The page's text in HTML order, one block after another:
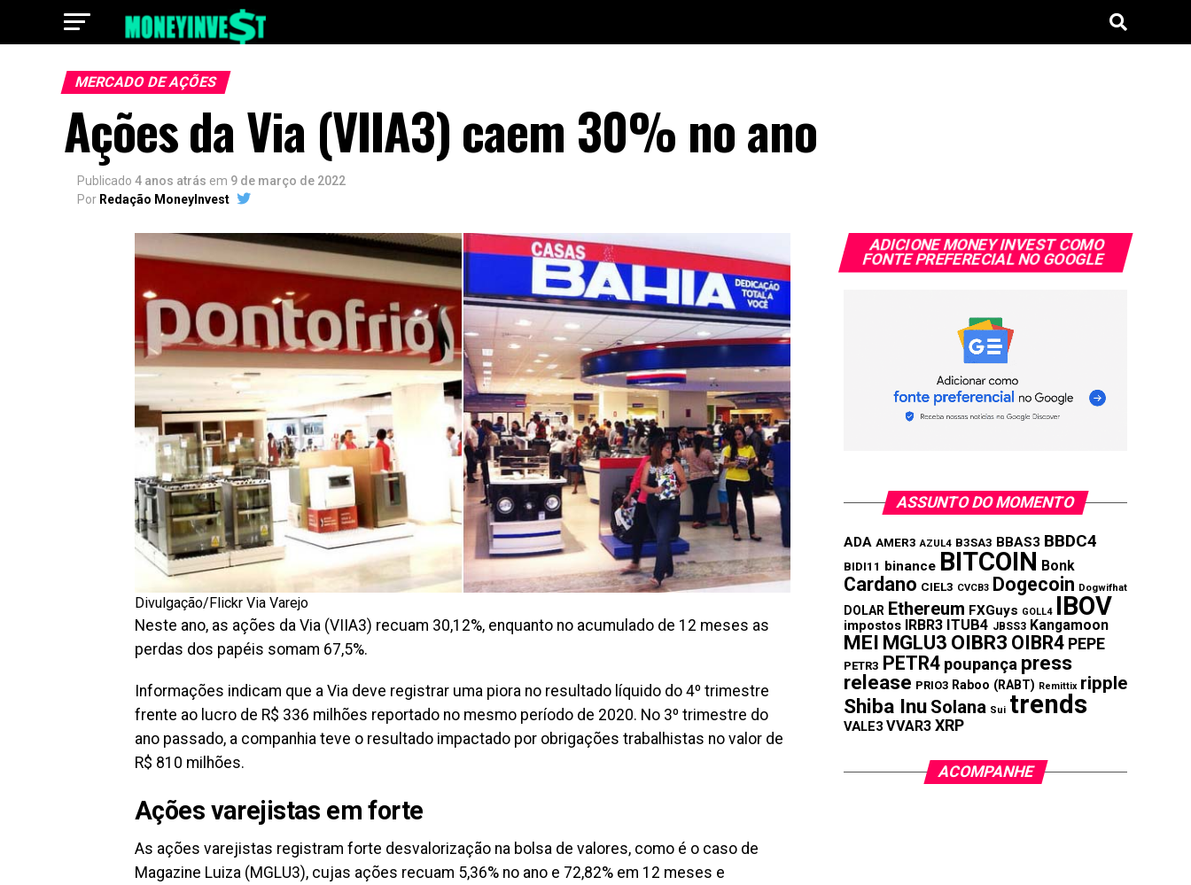
MERCADO DE AÇÕES
Ações da Via (VIIA3) caem 30% no ano
Publicado 4 anos atrás em 9 de março de 2022
Por Redação MoneyInvest
Divulgação/Flickr Via Varejo
Neste ano, as ações da Via (VIIA3) recuam 30,12%, enquanto no acumulado de 12 meses as
perdas dos papéis somam 67,5%.
Informações indicam que a Via deve registrar uma piora no resultado líquido do 4º trimestre
frente ao lucro de R$ 336 milhões reportado no mesmo período de 2020. No 3º trimestre do
ano passado, a companhia teve o resultado impactado por obrigações trabalhistas no valor de
R$ 810 milhões.
Ações varejistas em forte
As ações varejistas registram forte desvalorização na bolsa de valores, como é o caso de
Magazine Luiza (MGLU3), cujas ações recuam 5,36% no ano e 72,82% em 12 meses e
ADICIONE MONEY INVEST COMO
FONTE PREFERECIAL NO GOOGLE
ASSUNTO DO MOMENTO
ADA AMER3 AZUL4 B3SA3 BBAS3 BBDC4
BIDI11 binance BITCOIN Bonk
Cardano CIEL3 CVCB3 Dogecoin Dogwifhat
DOLAR Ethereum FXGuys GOLL4 IBOV
impostos IRBR3 ITUB4 JBSS3 Kangamoon
MEI MGLU3 OIBR3 OIBR4 PEPE
PETR3 PETR4 poupança press
release PRIO3 Raboo (RABT) Remittix ripple
Shiba Inu Solana Sui trends
VALE3 VVAR3 XRP
ACOMPANHE